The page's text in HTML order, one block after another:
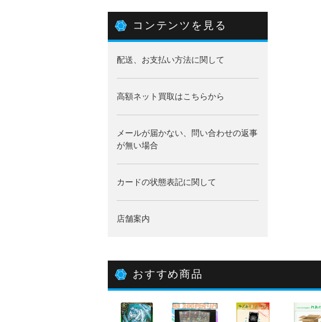
コンテンツを見る
配送、お支払い方法に関して
高額ネット買取はこちらから
メールが届かない、問い合わせの返事
が無い場合
カードの状態表記に関して
店舗案内
おすすめ商品